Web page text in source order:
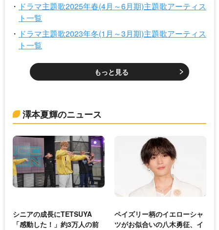
ドラマ主題歌2025年春(4月～6月期)主題歌アーティス
ト一覧
ドラマ主題歌2023年冬(1月～3月期)主題歌アーティス
ト一覧
もっと見る
澤本夏輝のニュース
シニアの成長にTETSUYA
「感動した！」約3万人の前
ペイズリー柄のイエローシャ
ツがお似合いの八木勇征、イ